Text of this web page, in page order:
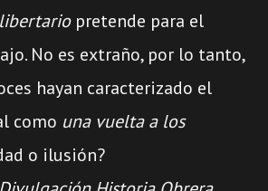
pretende para el
No es extraño, por lo tanto,
hayan caracterizado el
como una vuelta a los
o ilusión?